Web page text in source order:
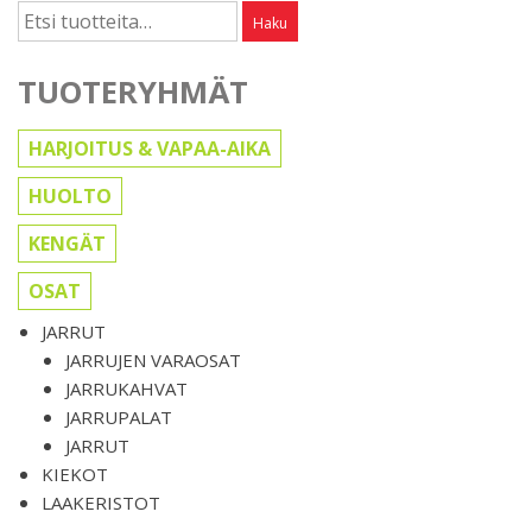
Etsi: Haku
TUOTERYHMÄT
HARJOITUS & VAPAA-AIKA
HUOLTO
KENGÄT
OSAT
JARRUT
JARRUJEN VARAOSAT
JARRUKAHVAT
JARRUPALAT
JARRUT
KIEKOT
LAAKERISTOT